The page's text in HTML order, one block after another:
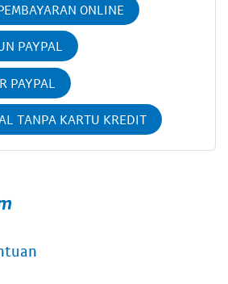
ONLINE
PAYPAL
PAYPAL
TANPA KARTU KREDIT